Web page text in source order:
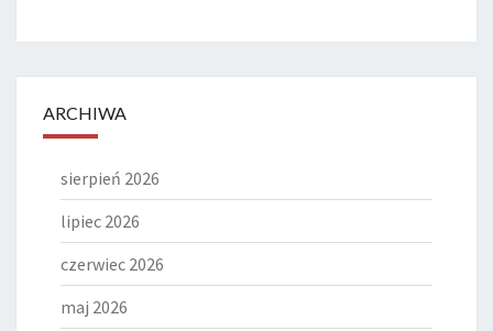
ARCHIWA
sierpień 2026
lipiec 2026
czerwiec 2026
maj 2026